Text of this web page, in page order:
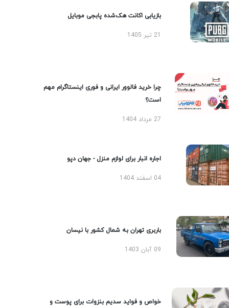
بازیابی اکانت هک‌شده پابجی موبایل
چرا خرید فالوور ایرانی و فوری اینستاگرام مهم
است؟
27 مرداد 1404
اجاره انبار برای لوازم منزل - جهان دپو
04 اسفند 1404
باربری تهران به شمال کشور با نیسان
09 آبان 1403
خواص و فواید سدیم بنزوات برای پوست و